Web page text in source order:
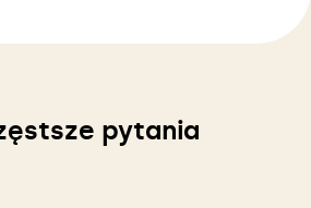
pytania